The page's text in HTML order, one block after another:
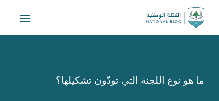
Toggle
ما هو نوع اللجنة التي تودّون تشكيلها؟